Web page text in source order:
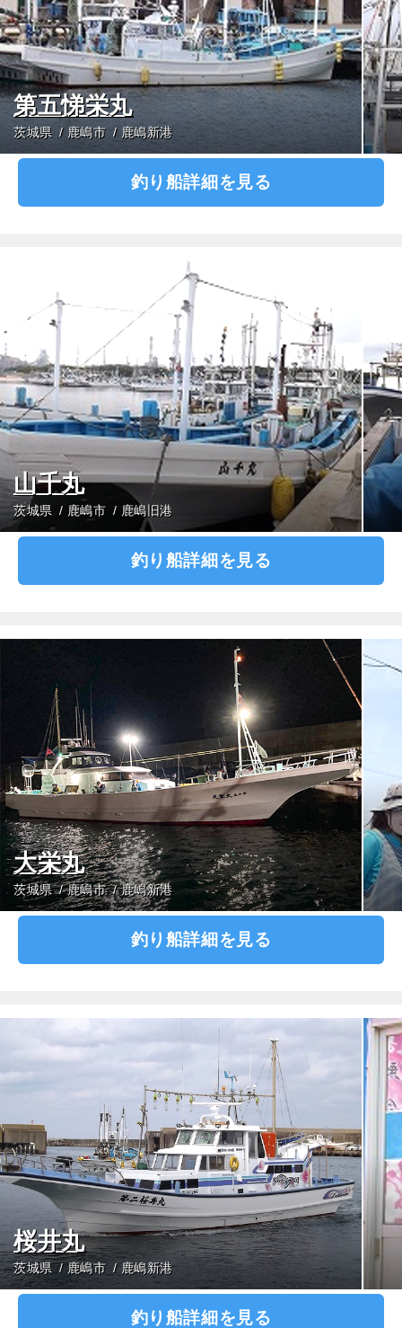
第五悌栄丸
茨城県 鹿嶋市 鹿嶋新港
釣り船詳細を見る
山千丸
茨城県 鹿嶋市 鹿嶋旧港
釣り船詳細を見る
大栄丸
茨城県 鹿嶋市 鹿嶋新港
釣り船詳細を見る
桜井丸
茨城県 鹿嶋市 鹿嶋新港
釣り船詳細を見る